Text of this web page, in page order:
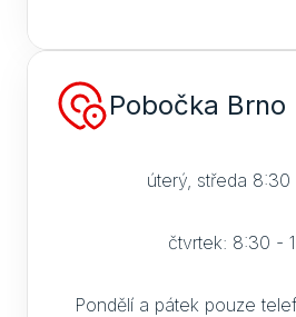
Pobočka Brno
úterý, středa 8:30
čtvrtek: 8:30 -
Pondělí a pátek pouze